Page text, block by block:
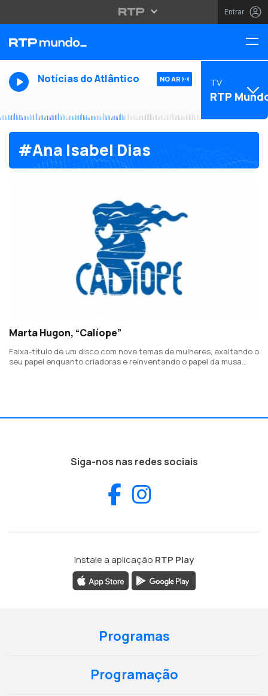
Entrar
Notícias do Atlântico NO AR TV
RTP
#Ana Isabel Dias
Marta Hugon, “Calíope”
Faixa-título de um disco com nove temas de mulheres, exaltando o
seu papel enquanto criadoras e reinventando o papel da musa
Siga-nos nas redes sociais
Facebook
Instale a aplicação RTP Play
Programas
Programação